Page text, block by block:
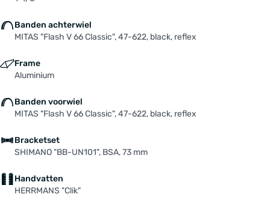
Banden achterwiel
MITAS "Flash V 66 Classic", 47-622, black, reflex
Frame
Aluminium
Banden voorwiel
MITAS "Flash V 66 Classic", 47-622, black, reflex
Bracketset
SHIMANO "BB-UN101", BSA, 73 mm
Handvatten
HERRMANS "Clik"